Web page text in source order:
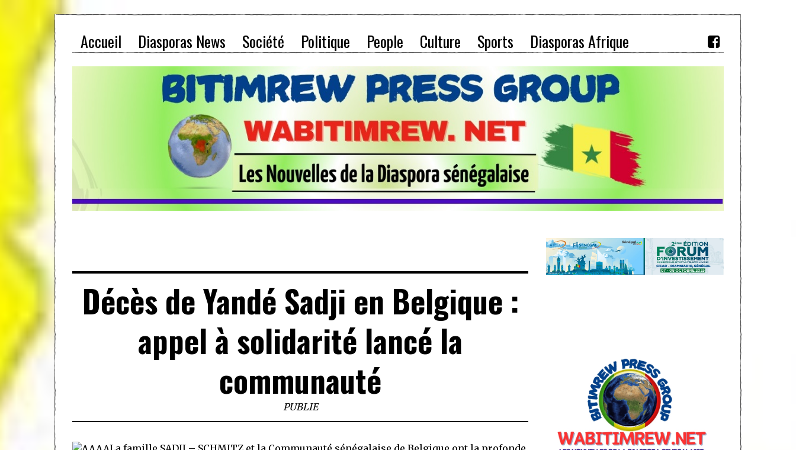
Accueil Diasporas News Société Politique People Culture Sports Diasporas Afrique
Décès de Yandé Sadji en Belgique :
appel à solidarité lancé la
communauté
PUBLIE